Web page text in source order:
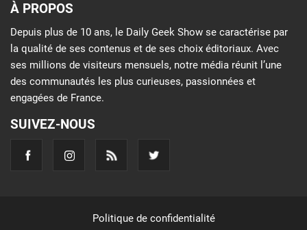
À PROPOS
Depuis plus de 10 ans, le Daily Geek Show se caractérise par
la qualité de ses contenus et de ses choix éditoriaux. Avec
ses millions de visiteurs mensuels, notre média réunit l’une
des communautés les plus curieuses, passionnées et
engagées de France.
SUIVEZ-NOUS
Politique de confidentialité